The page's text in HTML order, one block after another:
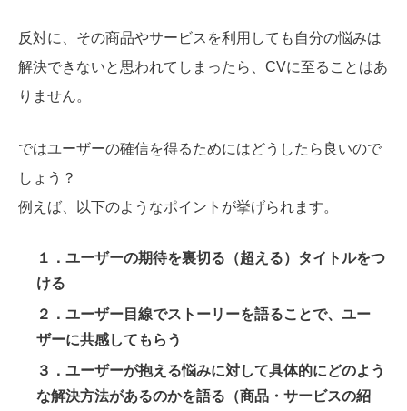
反対に、その商品やサービスを利用しても自分の悩みは
解決できないと思われてしまったら、CVに至ることはあ
りません。
ではユーザーの確信を得るためにはどうしたら良いので
しょう？
例えば、以下のようなポイントが挙げられます。
１．ユーザーの期待を裏切る（超える）タイトルをつ
ける
２．ユーザー目線でストーリーを語ることで、ユー
ザーに共感してもらう
３．ユーザーが抱える悩みに対して具体的にどのよう
な解決方法があるのかを語る（商品・サービスの紹